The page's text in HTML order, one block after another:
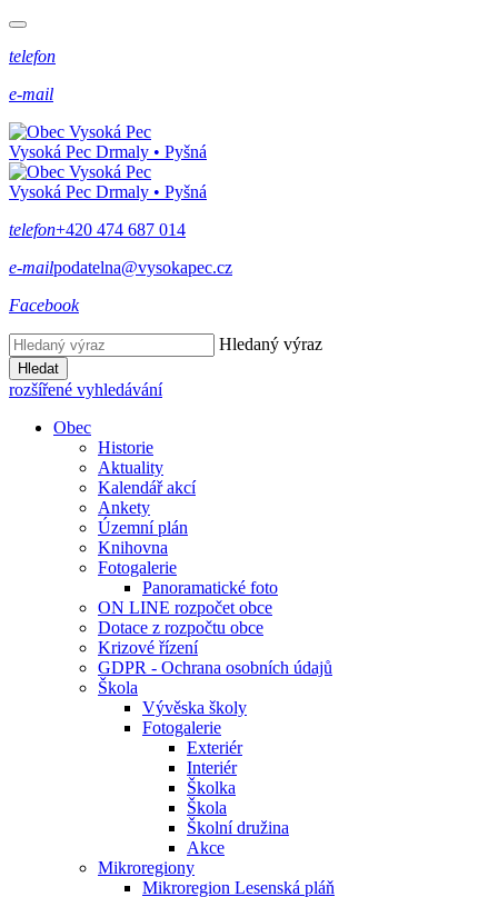
telefon
e-mail
Vysoká Pec Drmaly • Pyšná
Vysoká Pec Drmaly • Pyšná
telefon+420 474 687 014
e-mailpodatelna@vysokapec.cz
Facebook
Hledaný výraz
Hledat
rozšířené vyhledávání
Obec
Historie
Aktuality
Kalendář akcí
Ankety
Územní plán
Knihovna
Fotogalerie
Panoramatické foto
ON LINE rozpočet obce
Dotace z rozpočtu obce
Krizové řízení
GDPR - Ochrana osobních údajů
Škola
Vývěska školy
Fotogalerie
Exteriér
Interiér
Školka
Škola
Školní družina
Akce
Mikroregiony
Mikroregion Lesenská pláň